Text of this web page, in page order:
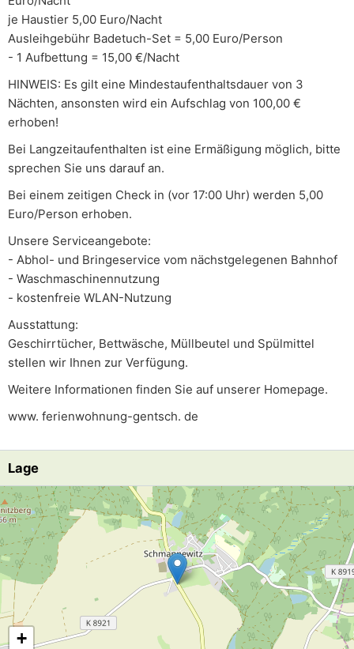
je Haustier 5,00 Euro/Nacht
Ausleihgebühr Badetuch-Set = 5,00 Euro/Person
- 1 Aufbettung = 15,00 €/Nacht
HINWEIS: Es gilt eine Mindestaufenthaltsdauer von 3
Nächten, ansonsten wird ein Aufschlag von 100,00 €
erhoben!
Bei Langzeitaufenthalten ist eine Ermäßigung möglich, bitte
sprechen Sie uns darauf an.
Bei einem zeitigen Check in (vor 17:00 Uhr) werden 5,00
Euro/Person erhoben.
Unsere Serviceangebote:
- Abhol- und Bringeservice vom nächstgelegenen Bahnhof
- Waschmaschinennutzung
- kostenfreie WLAN-Nutzung
Ausstattung:
Geschirrtücher, Bettwäsche, Müllbeutel und Spülmittel
stellen wir Ihnen zur Verfügung.
Weitere Informationen finden Sie auf unserer Homepage.
www. ferienwohnung-gentsch. de
Lage
Lade Lageplan
+